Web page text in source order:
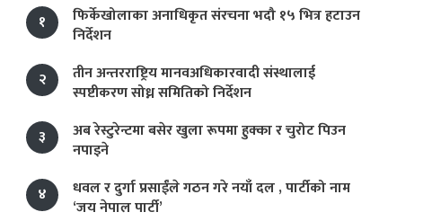
१
फिर्केखोलाका अनाधिकृत संरचना भदौ १५ भित्र हटाउन
निर्देशन
२
तीन अन्तरराष्ट्रिय मानवअधिकारवादी संस्थालाई
स्पष्टीकरण सोध्न समितिको निर्देशन
३
अब रेस्टुरेन्टमा बसेर खुला रूपमा हुक्का र चुरोट पिउन
नपाइने
४
धवल र दुर्गा प्रसाईंले गठन गरे नयाँ दल , पार्टीको नाम
‘जय नेपाल पार्टी’